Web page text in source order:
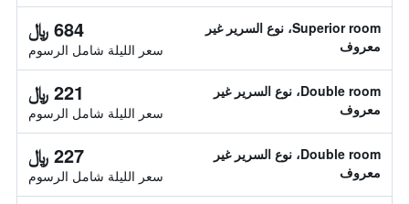
Superior room، نوع السرير غير
معروف
684 ﷼
سعر الليلة شامل الرسوم
Double room، نوع السرير غير
معروف
221 ﷼
سعر الليلة شامل الرسوم
Double room، نوع السرير غير
معروف
227 ﷼
سعر الليلة شامل الرسوم